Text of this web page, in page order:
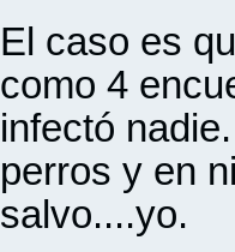
El caso es
como 4
infectó
perros y en
salvo....yo.